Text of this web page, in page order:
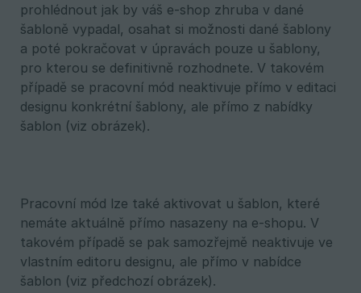
prohlédnout jak by váš e-shop zhruba v dané
šabloně vypadal, osahat si možnosti dané šablony
a poté pokračovat v úpravách pouze u šablony,
pro kterou se definitivně rozhodnete. V takovém
případě se pracovní mód neaktivuje přímo v editaci
designu konkrétní šablony, ale přímo z nabídky
šablon (viz obrázek).
Pracovní mód lze také aktivovat u šablon, které
nemáte aktuálně přímo nasazeny na e-shopu. V
takovém případě se pak samozřejmě neaktivuje ve
vlastním editoru designu, ale přímo v nabídce
šablon (viz předchozí obrázek).